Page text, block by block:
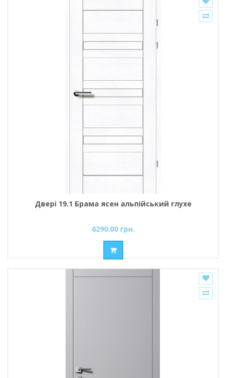
Двері 19.1 Брама ясен альпійський глухе
6290.00 грн.